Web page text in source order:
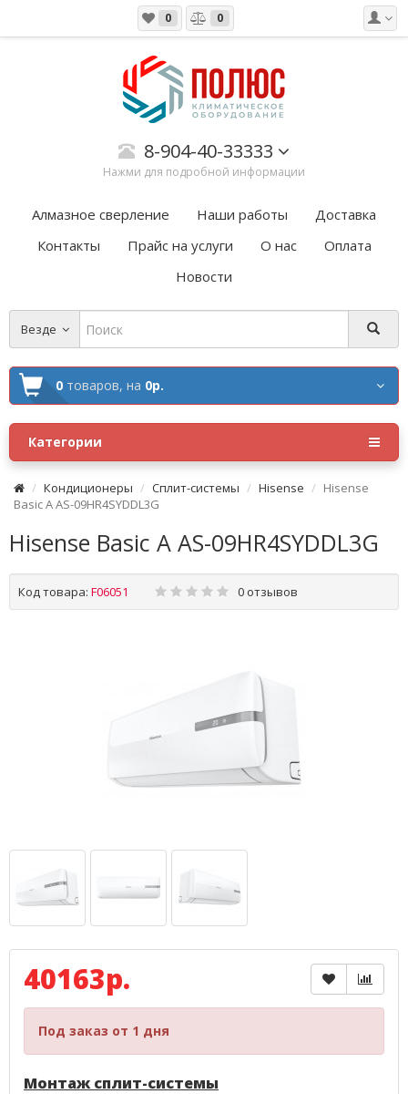
0 0
8-904-40-33333
Нажми для подробной информации
Алмазное сверление Наши работы
Доставка
Контакты
Прайс на услуги О нас
Оплата
Новости
Везде
0 товаров, на 0р.
Категории
Кондиционеры Сплит-системы Hisense
Hisense
Basic A AS-09HR4SYDDL3G
Hisense Basic A AS-09HR4SYDDL3G
Код товара: F06051 0 отзывов
40163р.
Под заказ от 1 дня
Монтаж сплит-системы